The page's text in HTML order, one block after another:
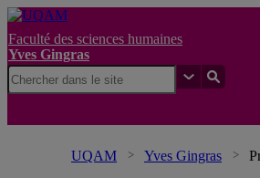
Faculté des sciences humaines
Yves Gingras
UQAM Yves Gingras